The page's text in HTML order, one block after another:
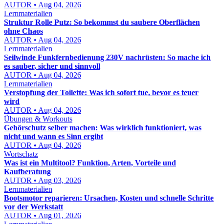
AUTOR • Aug 04, 2026
Lernmaterialien
Struktur Rolle Putz: So bekommst du saubere Oberflächen
ohne Chaos
AUTOR • Aug 04, 2026
Lernmaterialien
Seilwinde Funkfernbedienung 230V nachrüsten: So mache ich
es sauber, sicher und sinnvoll
AUTOR • Aug 04, 2026
Lernmaterialien
Verstopfung der Toilette: Was ich sofort tue, bevor es teuer
wird
AUTOR • Aug 04, 2026
Übungen & Workouts
Gehörschutz selber machen: Was wirklich funktioniert, was
nicht und wann es Sinn ergibt
AUTOR • Aug 04, 2026
Wortschatz
Was ist ein Multitool? Funktion, Arten, Vorteile und
Kaufberatung
AUTOR • Aug 03, 2026
Lernmaterialien
Bootsmotor reparieren: Ursachen, Kosten und schnelle Schritte
vor der Werkstatt
AUTOR • Aug 01, 2026